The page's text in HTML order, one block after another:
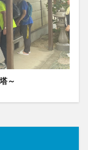
～